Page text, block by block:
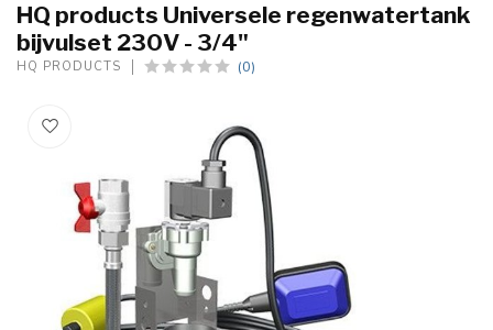
HQ products Universele regenwatertank
bijvulset 230V - 3/4"
HQ PRODUCTS (0)